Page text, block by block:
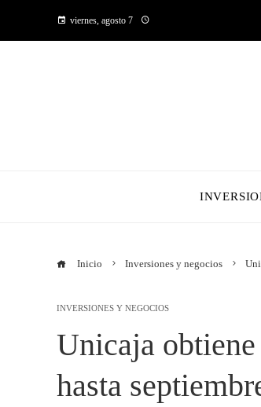
viernes, agosto 7
Inicio Inversiones y negocios
INVERSIONES Y NEGOCIOS
Unicaja
hasta